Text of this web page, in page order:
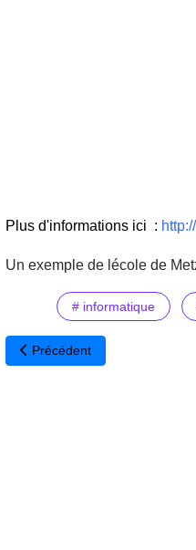
Plus d'informations ici :
Un exemple de lécole de
# informatique
Article précédent : TIC : les
Précédent